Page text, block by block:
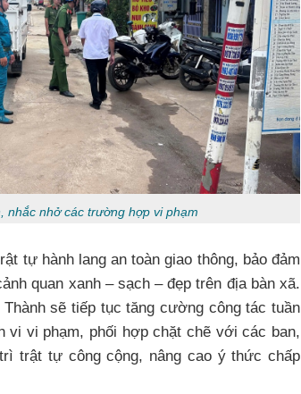
nhắc nhở các trường hợp vi phạm
tự hành lang an toàn giao thông, bảo đảm
quan xanh – sạch – đẹp trên địa bàn xã.
sẽ tiếp tục tăng cường công tác tuần
vi vi phạm, phối hợp chặt chẽ với các ban,
trật tự công cộng, nâng cao ý thức chấp